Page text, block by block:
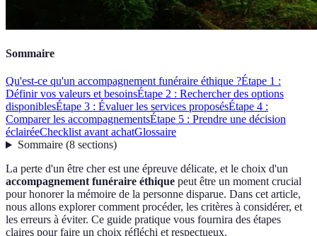
Sommaire
Qu'est-ce qu'un accompagnement funéraire éthique ?Étape 1 :
Définir vos valeurs et besoinsÉtape 2 : Rechercher des options
disponiblesÉtape 3 : Évaluer les services proposésÉtape 4 :
Comparer les accompagnementsÉtape 5 : Prendre une décision
éclairéeChecklist avant achatGlossaire
Sommaire(8 sections)
La perte d'un être cher est une épreuve délicate, et le choix d'un
accompagnement funéraire éthique peut être un moment crucial
pour honorer la mémoire de la personne disparue. Dans cet article,
nous allons explorer comment procéder, les critères à considérer, et
les erreurs à éviter. Ce guide pratique vous fournira des étapes
claires pour faire un choix réfléchi et respectueux.